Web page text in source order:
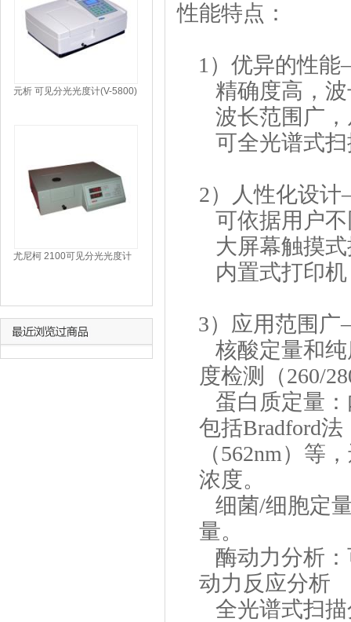
性能特点：
1）优异的性
精确度高，波
波长范围广，
可全光谱式
2）人性化设
可依据用户
大屏幕触摸
内置式打印
3）应用范围
核酸定量和
度检测（260/
蛋白质定量
包括Bradford
（562nm）等
浓度。
细菌/细胞定
量。
酶动力分析
动力反应分析
全光谱式扫
元析 可见分光光度计(V-5800)
尤尼柯 2100可见分光光度计